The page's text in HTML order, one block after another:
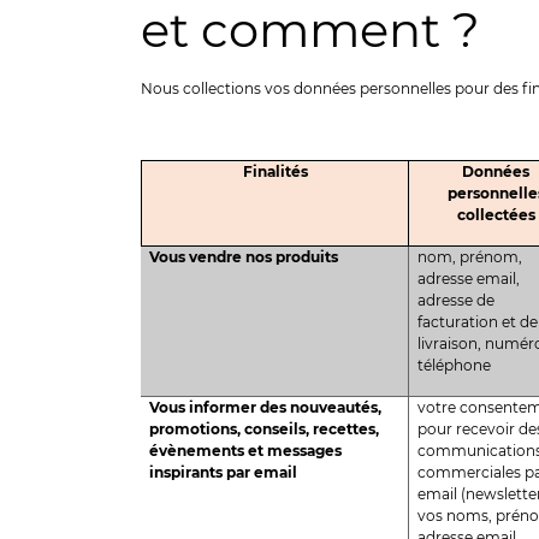
et comment ?
Nous collections vos données personnelles pour des
Finalités
Données
collectées
Vous vendre nos produits
nom, prénom,
adresse email,
adresse de
facturation et de
livraison,
téléphone
Vous informer des nouveautés,
promotions, conseils, recettes,
évènements et messages
inspirants par email
votre
pour recevoir
commerciales
email
vos noms,